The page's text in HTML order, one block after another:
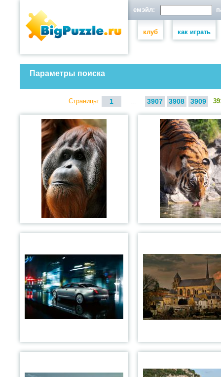
емэйл:
клуб как играть
Параметры поиска
Страницы: 1 ... 3907 3908 3909